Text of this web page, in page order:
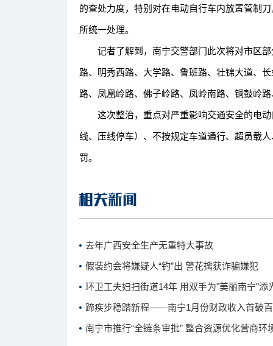
的查处力度，特别对在电动自行车内放置管制
所统一处理。
记者了解到，南宁交警部门此次将对市区部
路、明秀西路、大学路、鲁班路、壮锦大道、
路、凤凰岭路、佛子岭路、凤岭南路、铜鼓岭
这次整治，重点对严重影响交通安全的电动
线、压线停车）、不按规定车道通行、超员载
罚。
去年广西安全生产无重特大事故
假装约会将嫌疑人“钓”出 警花擒获诈骗嫌犯
环卫工夫妇扫街道14年 用双手为"美丽南宁"添
蹄疾步稳踏新程——南宁1月份财政收入首破
南宁市推行“全链条审批” 整合资源优化营商环